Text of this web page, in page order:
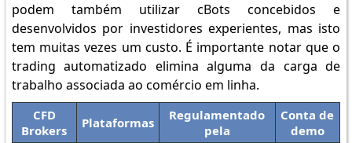
podem também utilizar cBots concebidos e
desenvolvidos por investidores experientes, mas isto
tem muitas vezes um custo. É importante notar que o
trading automatizado elimina alguma da carga de
trabalho associada ao comércio em linha.
CFD
Brokers
Plataformas
Regulamentado
pela
Conta de
demo